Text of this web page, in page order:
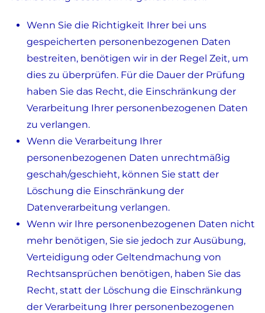
Wenn Sie die Richtigkeit Ihrer bei uns
gespeicherten personenbezogenen Daten
bestreiten, benötigen wir in der Regel Zeit, um
dies zu überprüfen. Für die Dauer der Prüfung
haben Sie das Recht, die Einschränkung der
Verarbeitung Ihrer personenbezogenen Daten
zu verlangen.
Wenn die Verarbeitung Ihrer
personenbezogenen Daten unrechtmäßig
geschah/geschieht, können Sie statt der
Löschung die Einschränkung der
Datenverarbeitung verlangen.
Wenn wir Ihre personenbezogenen Daten nicht
mehr benötigen, Sie sie jedoch zur Ausübung,
Verteidigung oder Geltendmachung von
Rechtsansprüchen benötigen, haben Sie das
Recht, statt der Löschung die Einschränkung
der Verarbeitung Ihrer personenbezogenen